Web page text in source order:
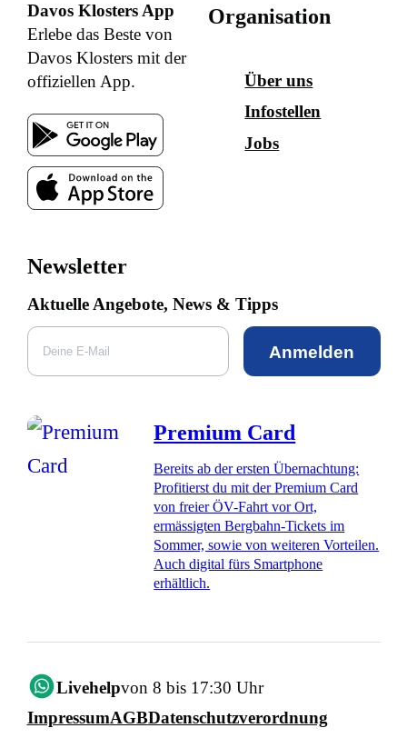
Davos Klosters App
Erlebe das Beste von
Davos Klosters mit der
offiziellen App.
Organisation
Über uns
Infostellen
Jobs
Newsletter
Aktuelle Angebote, News & Tipps
Anmelden
Premium Card
Bereits ab der ersten Übernachtung:
Profitierst du mit der Premium Card
von freier ÖV-Fahrt vor Ort,
ermässigten Bergbahn-Tickets im
Sommer, sowie von weiteren Vorteilen.
Auch digital fürs Smartphone
erhältlich.
Livehelpvon 8 bis 17:30 Uhr
ImpressumAGBDatenschutzverordnung